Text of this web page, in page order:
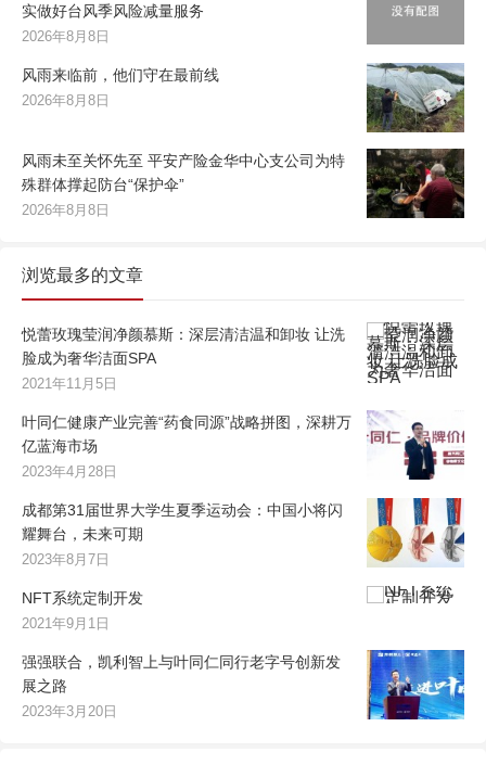
实做好台风季风险减量服务
2026年8月8日
风雨来临前，他们守在最前线
2026年8月8日
风雨未至关怀先至 平安产险金华中心支公司为特
殊群体撑起防台“保护伞”
2026年8月8日
浏览最多的文章
悦蕾玫瑰莹润净颜慕斯：深层清洁温和卸妆 让洗
脸成为奢华洁面SPA
2021年11月5日
叶同仁健康产业完善“药食同源”战略拼图，深耕万
亿蓝海市场
2023年4月28日
成都第31届世界大学生夏季运动会：中国小将闪
耀舞台，未来可期
2023年8月7日
NFT系统定制开发
2021年9月1日
强强联合，凯利智上与叶同仁同行老字号创新发
展之路
2023年3月20日